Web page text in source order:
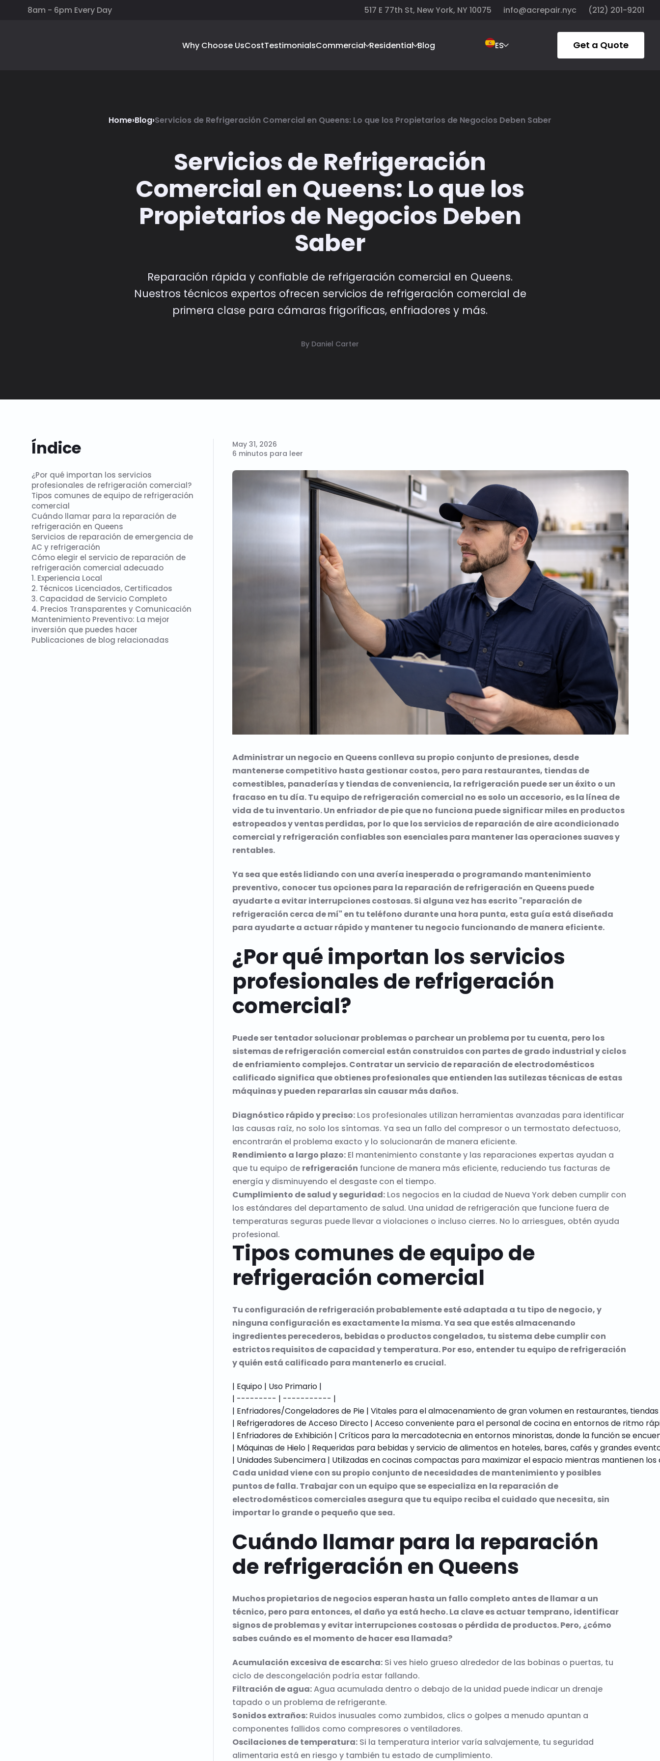
8am - 6pm Every Day 517 E 77th St, New York, NY 10075 info@acrepair.nyc (212) 201-9201
Why Choose UsCostTestimonialsCommercial Residential Blog ES Get a Quote
Home›Blog›Servicios de Refrigeración Comercial en Queens: Lo que los Propietarios de Negocios Deben Saber
Servicios de Refrigeración
Comercial en Queens: Lo que los
Propietarios de Negocios Deben
Saber
Reparación rápida y confiable de refrigeración comercial en Queens.
Nuestros técnicos expertos ofrecen servicios de refrigeración comercial de
primera clase para cámaras frigoríficas, enfriadores y más.
By Daniel Carter
Índice
¿Por qué importan los servicios
profesionales de refrigeración comercial?
Tipos comunes de equipo de refrigeración
comercial
Cuándo llamar para la reparación de
refrigeración en Queens
Servicios de reparación de emergencia de
AC y refrigeración
Cómo elegir el servicio de reparación de
refrigeración comercial adecuado
1. Experiencia Local
2. Técnicos Licenciados, Certificados
3. Capacidad de Servicio Completo
4. Precios Transparentes y Comunicación
Mantenimiento Preventivo: La mejor
inversión que puedes hacer
Publicaciones de blog relacionadas
May 31, 2026
6 minutos para leer
Administrar un negocio en Queens conlleva su propio conjunto de presiones, desde
mantenerse competitivo hasta gestionar costos, pero para restaurantes, tiendas de
comestibles, panaderías y tiendas de conveniencia, la refrigeración puede ser un éxito o un
fracaso en tu día. Tu equipo de refrigeración comercial no es solo un accesorio, es la línea de
vida de tu inventario. Un enfriador de pie que no funciona puede significar miles en productos
estropeados y ventas perdidas, por lo que los servicios de reparación de aire acondicionado
comercial y refrigeración confiables son esenciales para mantener las operaciones suaves y
rentables.
Ya sea que estés lidiando con una avería inesperada o programando mantenimiento
preventivo, conocer tus opciones para la reparación de refrigeración en Queens puede
ayudarte a evitar interrupciones costosas. Si alguna vez has escrito "reparación de
refrigeración cerca de mí" en tu teléfono durante una hora punta, esta guía está diseñada
para ayudarte a actuar rápido y mantener tu negocio funcionando de manera eficiente.
¿Por qué importan los servicios
profesionales de refrigeración
comercial?
Puede ser tentador solucionar problemas o parchear un problema por tu cuenta, pero los
sistemas de refrigeración comercial están construidos con partes de grado industrial y ciclos
de enfriamiento complejos. Contratar un servicio de reparación de electrodomésticos
calificado significa que obtienes profesionales que entienden las sutilezas técnicas de estas
máquinas y pueden repararlas sin causar más daños.
Diagnóstico rápido y preciso: Los profesionales utilizan herramientas avanzadas para identificar
las causas raíz, no solo los síntomas. Ya sea un fallo del compresor o un termostato defectuoso,
encontrarán el problema exacto y lo solucionarán de manera eficiente.
Rendimiento a largo plazo: El mantenimiento constante y las reparaciones expertas ayudan a
que tu equipo de refrigeración funcione de manera más eficiente, reduciendo tus facturas de
energía y disminuyendo el desgaste con el tiempo.
Cumplimiento de salud y seguridad: Los negocios en la ciudad de Nueva York deben cumplir con
los estándares del departamento de salud. Una unidad de refrigeración que funcione fuera de
temperaturas seguras puede llevar a violaciones o incluso cierres. No lo arriesgues, obtén ayuda
profesional.
Tipos comunes de equipo de
refrigeración comercial
Tu configuración de refrigeración probablemente esté adaptada a tu tipo de negocio, y
ninguna configuración es exactamente la misma. Ya sea que estés almacenando
ingredientes perecederos, bebidas o productos congelados, tu sistema debe cumplir con
estrictos requisitos de capacidad y temperatura. Por eso, entender tu equipo de refrigeración
y quién está calificado para mantenerlo es crucial.
| Equipo | Uso Primario |
| --------- | ----------- |
| Enfriadores/Congeladores de Pie | Vitales para el almacenamiento de gran volumen en restaurantes,
| Refrigeradores de Acceso Directo | Acceso conveniente para el personal de cocina en entornos de ritmo
| Enfriadores de Exhibición | Críticos para la mercadotecnia en entornos minoristas, donde la función se
| Máquinas de Hielo | Requeridas para bebidas y servicio de alimentos en hoteles, bares, cafés y grandes
Cada unidad viene con su propio conjunto de necesidades de mantenimiento y posibles
puntos de falla. Trabajar con un equipo que se especializa en la reparación de
electrodomésticos comerciales asegura que tu equipo reciba el cuidado que necesita, sin
importar lo grande o pequeño que sea.
Cuándo llamar para la reparación
de refrigeración en Queens
Muchos propietarios de negocios esperan hasta un fallo completo antes de llamar a un
técnico, pero para entonces, el daño ya está hecho. La clave es actuar temprano, identificar
signos de problemas y evitar interrupciones costosas o pérdida de productos. Pero, ¿cómo
sabes cuándo es el momento de hacer esa llamada?
Acumulación excesiva de escarcha: Si ves hielo grueso alrededor de las bobinas o puertas, tu
ciclo de descongelación podría estar fallando.
Filtración de agua:Agua acumulada dentro o debajo de la unidad puede indicar un drenaje
tapado o un problema de refrigerante.
Sonidos extraños: Ruidos inusuales como zumbidos, clics o golpes a menudo apuntan a
componentes fallidos como compresores o ventiladores.
Oscilaciones de temperatura: Si la temperatura interior varía salvajemente, tu seguridad
alimentaria está en riesgo y también tu estado de cumplimiento.